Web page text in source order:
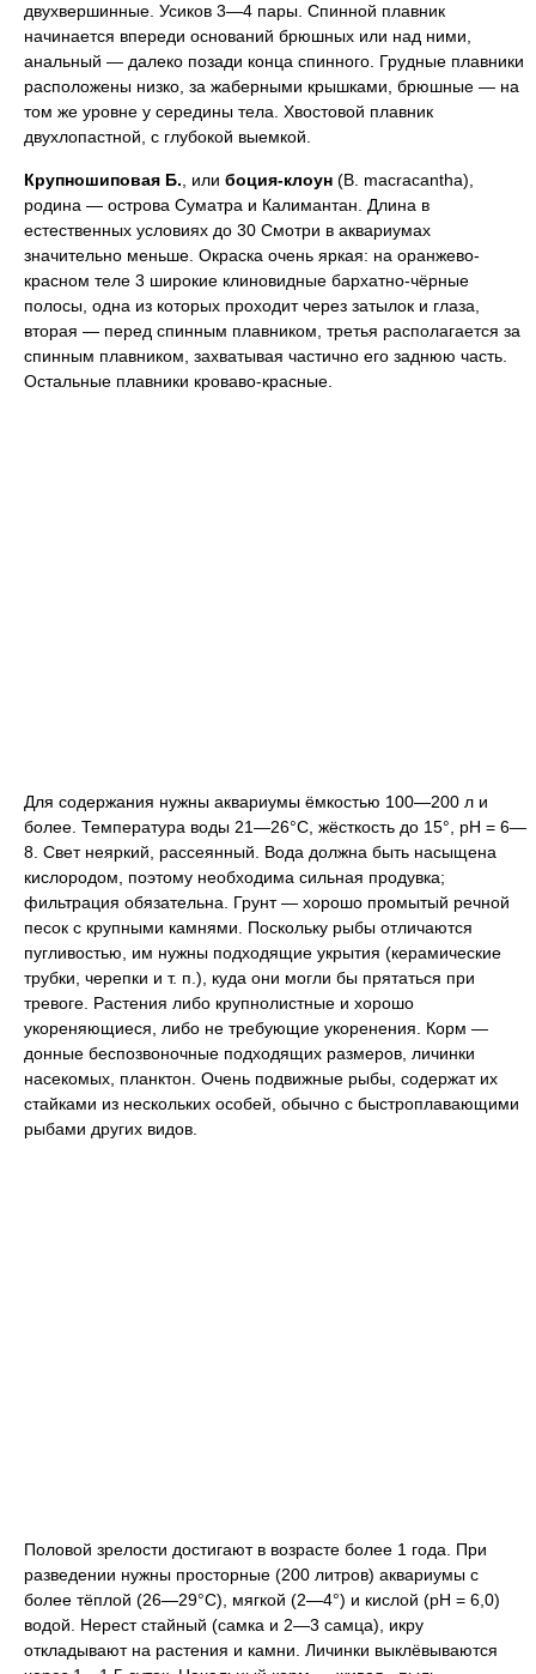
двухвершинные. Усиков 3—4 пары. Спинной плавник
начинается впереди оснований брюшных или над ними,
анальный — далеко позади конца спинного. Грудные плавники
расположены низко, за жаберными крышками, брюшные — на
том же уровне у середины тела. Хвостовой плавник
двухлопастной, с глубокой выемкой.
Крупношиповая Б. , или боция-клоун (В. macracantha),
родина — острова Суматра и Калимантан. Длина в
естественных условиях до 30 Смотри в аквариумах
значительно меньше. Окраска очень яркая: на оранжево-
красном теле 3 широкие клиновидные бархатно-чёрные
полосы, одна из которых проходит через затылок и глаза,
вторая — перед спинным плавником, третья располагается за
спинным плавником, захватывая частично его заднюю часть.
Остальные плавники кроваво-красные.
Для содержания нужны аквариумы ёмкостью 100—200 л и
более. Температура воды 21—26°C, жёсткость до 15°, рН = 6—
8. Свет неяркий, рассеянный. Вода должна быть насыщена
кислородом, поэтому необходима сильная продувка;
фильтрация обязательна. Грунт — хорошо промытый речной
песок с крупными камнями. Поскольку рыбы отличаются
пугливостью, им нужны подходящие укрытия (керамические
трубки, черепки и т. п.), куда они могли бы прятаться при
тревоге. Растения либо крупнолистные и хорошо
укореняющиеся, либо не требующие укоренения. Корм —
донные беспозвоночные подходящих размеров, личинки
насекомых, планктон. Очень подвижные рыбы, содержат их
стайками из нескольких особей, обычно с быстроплавающими
рыбами других видов.
Половой зрелости достигают в возрасте более 1 года. При
разведении нужны просторные (200 литров) аквариумы с
более тёплой (26—29°C), мягкой (2—4°) и кислой (рН = 6,0)
водой. Нерест стайный (самка и 2—3 самца), икру
откладывают на растения и камни. Личинки выклёвываются